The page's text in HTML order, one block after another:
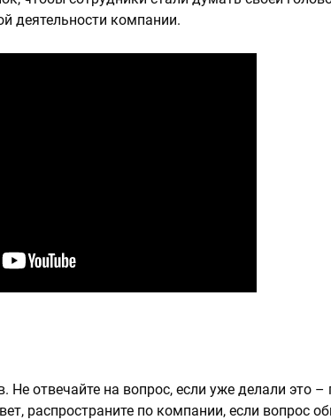
деятельности компании.
отвечайте на вопрос, если уже делали это –
распространите по компании, если вопрос